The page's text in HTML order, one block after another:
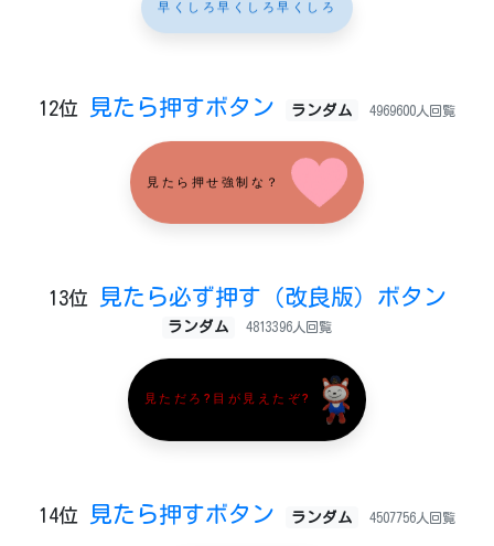
早くしろ早くしろ早くしろ
12位 見たら押すボタン ランダム 4969600人回覧
見たら押せ強制な？
13位 見たら必ず押す（改良版）ボタン
ランダム 4813396人回覧
見ただろ?目が見えたぞ?
14位 見たら押すボタン ランダム 4507756人回覧